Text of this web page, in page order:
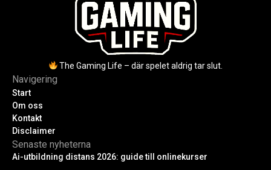
The Gaming Life – där spelet aldrig tar slut.
Navigering
Start
Om oss
Kontakt
Disclaimer
Senaste nyheterna
Ai-utbildning distans 2026: guide till onlinekurser